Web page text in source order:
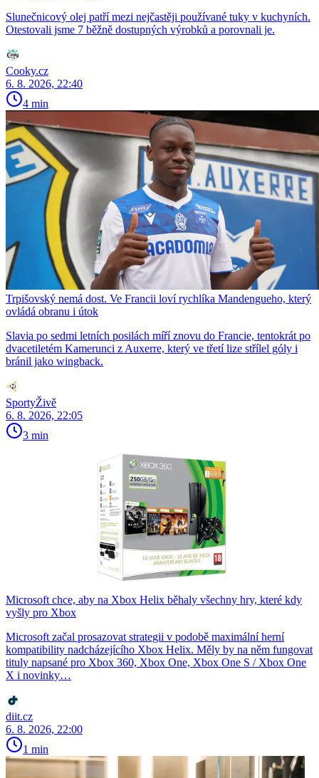
Slunečnicový olej patří mezi nejčastěji používané tuky v kuchyních.
Otestovali jsme 7 běžně dostupných výrobků a porovnali je.
Cooky.cz
6. 8. 2026, 22:40
4 min
Trpišovský nemá dost. Ve Francii loví rychlíka Mandengueho, který
ovládá obranu i útok
Slavia po sedmi letních posilách míří znovu do Francie, tentokrát po
dvacetiletém Kamerunci z Auxerre, který ve třetí lize střílel góly i
bránil jako wingback.
SportyŽivě
6. 8. 2026, 22:05
3 min
Microsoft chce, aby na Xbox Helix běhaly všechny hry, které kdy
vyšly pro Xbox
Microsoft začal prosazovat strategii v podobě maximální herní
kompatibility nadcházejícího Xbox Helix. Měly by na něm fungovat
tituly napsané pro Xbox 360, Xbox One, Xbox One S / Xbox One
X i novinky…
diit.cz
6. 8. 2026, 22:00
1 min